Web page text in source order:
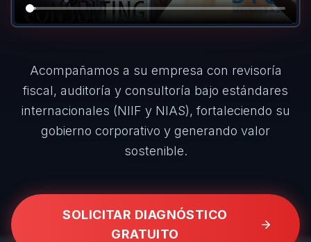
Acompañamos a su empresa con revisoría
fiscal, auditoría y consultoría bajo estándares
internacionales (NIIF y NIAS), fortaleciendo su
gobierno corporativo y generando valor
sostenible.
SOLICITAR DIAGNÓSTICO
GRATUITO